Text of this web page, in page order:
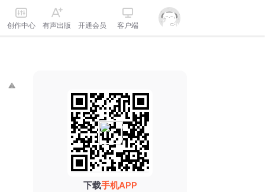
创作中心 有声出版 开通会员 客户端
下载手机APP